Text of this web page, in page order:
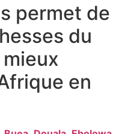
permet de
du
en